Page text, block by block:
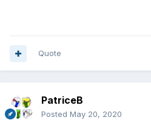
Quote
PatriceB
Posted May 20, 2020